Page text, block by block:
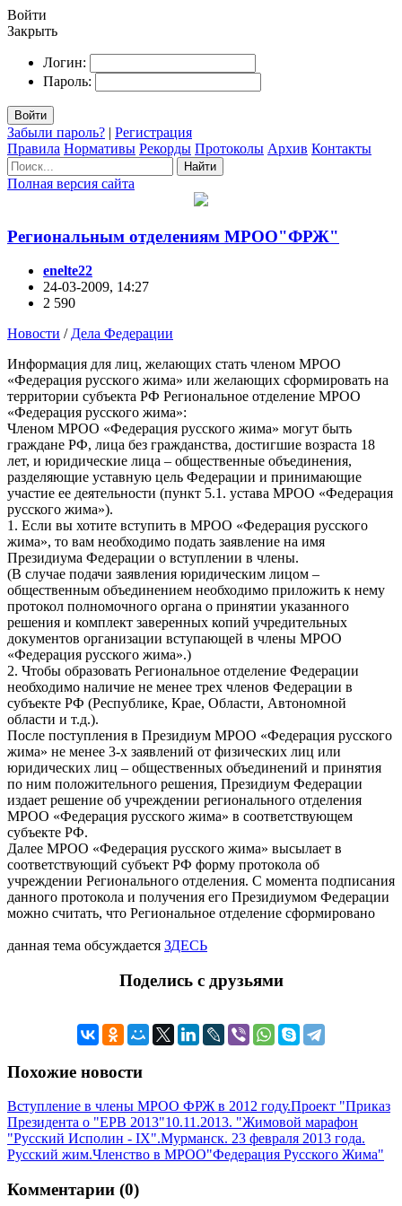
Войти
Закрыть
Логин:
Пароль:
Войти
Забыли пароль? | Регистрация
Правила Нормативы Рекорды Протоколы Архив Контакты
Найти
Полная версия сайта
Региональным отделениям МРОО"ФРЖ"
enelte22
24-03-2009, 14:27
2 590
Новости /Дела Федерации
Информация для лиц, желающих стать членом МРОО
«Федерация русского жима» или желающих сформировать на
территории субъекта РФ Региональное отделение МРОО
«Федерация русского жима»:
Членом МРОО «Федерация русского жима» могут быть
граждане РФ, лица без гражданства, достигшие возраста 18
лет, и юридические лица – общественные объединения,
разделяющие уставную цель Федерации и принимающие
участие ее деятельности (пункт 5.1. устава МРОО «Федерация
русского жима»).
1. Если вы хотите вступить в МРОО «Федерация русского
жима», то вам необходимо подать заявление на имя
Президиума Федерации о вступлении в члены.
(В случае подачи заявления юридическим лицом –
общественным объединением необходимо приложить к нему
протокол полномочного органа о принятии указанного
решения и комплект заверенных копий учредительных
документов организации вступающей в члены МРОО
«Федерация русского жима».)
2. Чтобы образовать Региональное отделение Федерации
необходимо наличие не менее трех членов Федерации в
субъекте РФ (Республике, Крае, Области, Автономной
области и т.д.).
После поступления в Президиум МРОО «Федерация русского
жима» не менее 3-х заявлений от физических лиц или
юридических лиц – общественных объединений и принятия
по ним положительного решения, Президиум Федерации
издает решение об учреждении регионального отделения
МРОО «Федерация русского жима» в соответствующем
субъекте РФ.
Далее МРОО «Федерация русского жима» высылает в
соответствующий субъект РФ форму протокола об
учреждении Регионального отделения. С момента подписания
данного протокола и получения его Президиумом Федерации
можно считать, что Региональное отделение сформировано
данная тема обсуждается ЗДЕСЬ
Поделись с друзьями
Похожие новости
Вступление в члены МРОО ФРЖ в 2012 году.Проект "Приказ
Президента о "ЕРВ 2013"10.11.2013. "Жимовой марафон
"Русский Исполин - IX".Мурманск. 23 февраля 2013 года.
Русский жим.Членство в МРОО"Федерация Русского Жима"
Комментарии (0)